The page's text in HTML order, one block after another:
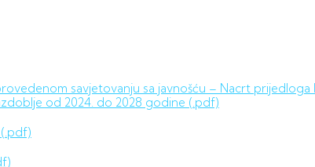
savjetovanju sa javnošću – Nacrt
od 2024. do 2028 godine (.pdf)